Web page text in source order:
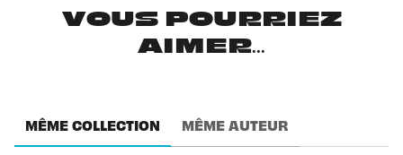
VOUS POURRIEZ
AIMER...
MÊME COLLECTION MÊME AUTEUR